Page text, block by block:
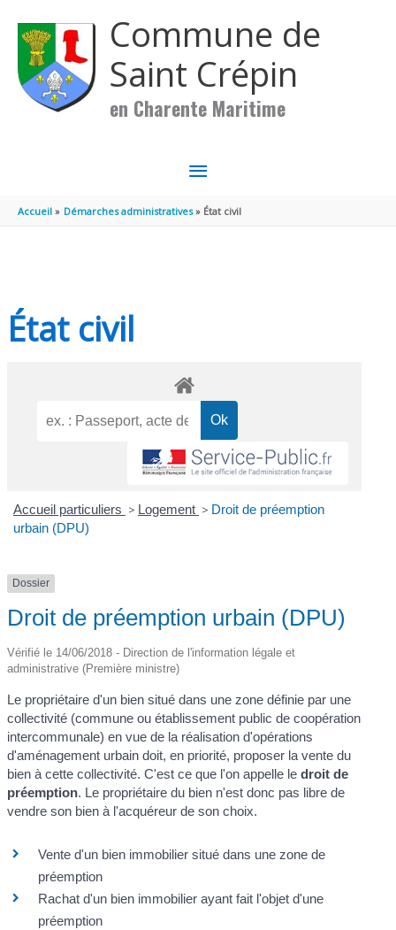
Commune de
Saint Crépin
en Charente Maritime
MENU
PRINCIPAL
Accueil Démarches administratives État civil
État civil
Accueil particuliers > Logement > Droit de préemption
urbain (DPU)
Dossier
Droit de préemption urbain (DPU)
Vérifié le 14/06/2018 - Direction de l'information légale et
administrative (Première ministre)
Le propriétaire d'un bien situé dans une zone définie par une
collectivité (commune ou établissement public de coopération
intercommunale) en vue de la réalisation d'opérations
d'aménagement urbain doit, en priorité, proposer la vente du
bien à cette collectivité. C'est ce que l'on appelle ledroit de
préemption. Le propriétaire du bien n'est donc pas libre de
vendre son bien à l'acquéreur de son choix.
Vente d'un bien immobilier situé dans une zone de
préemption
Rachat d'un bien immobilier ayant fait l'objet d'une
préemption